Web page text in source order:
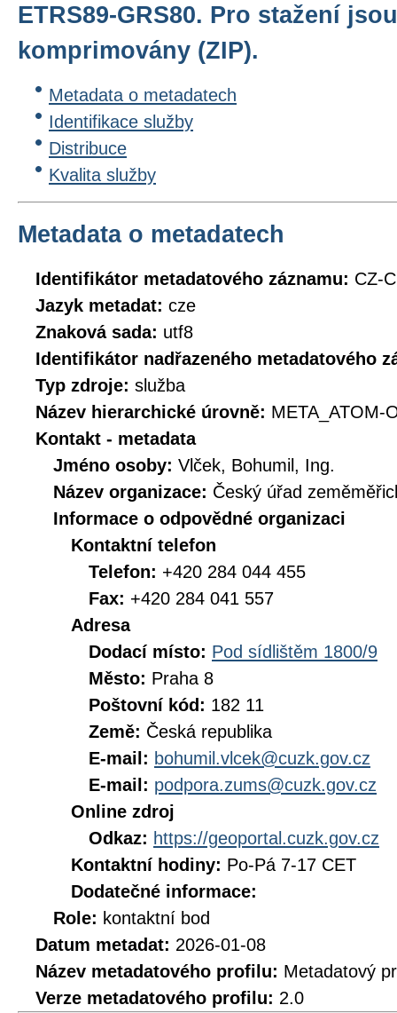
ETRS89-GRS80. Pro stažení
komprimovány (ZIP).
Metadata o metadatech
Identifikace služby
Distribuce
Kvalita služby
Metadata o metadatech
Identifikátor metadatového záznamu: CZ-
Jazyk metadat: cze
Znaková sada: utf8
Identifikátor nadřazeného metadatového
Typ zdroje: služba
Název hierarchické úrovně: META_ATOM-
Kontakt - metadata
Jméno osoby: Vlček, Bohumil, Ing.
Název organizace: Český úřad
Informace o odpovědné organizaci
Kontaktní telefon
Telefon: +420 284 044 455
Fax: +420 284 041 557
Adresa
Dodací místo: Pod sídlištěm 1800/9
Město: Praha 8
Poštovní kód: 182 11
Země: Česká republika
E-mail: bohumil.vlcek@cuzk.gov.cz
E-mail: podpora.zums@cuzk.gov.cz
Online zdroj
Odkaz: https://geoportal.cuzk.gov.cz
Kontaktní hodiny: Po-Pá 7-17 CET
Dodatečné informace:
Role: kontaktní bod
Datum metadat: 2026-01-08
Název metadatového profilu: Metadatový
Verze metadatového profilu: 2.0